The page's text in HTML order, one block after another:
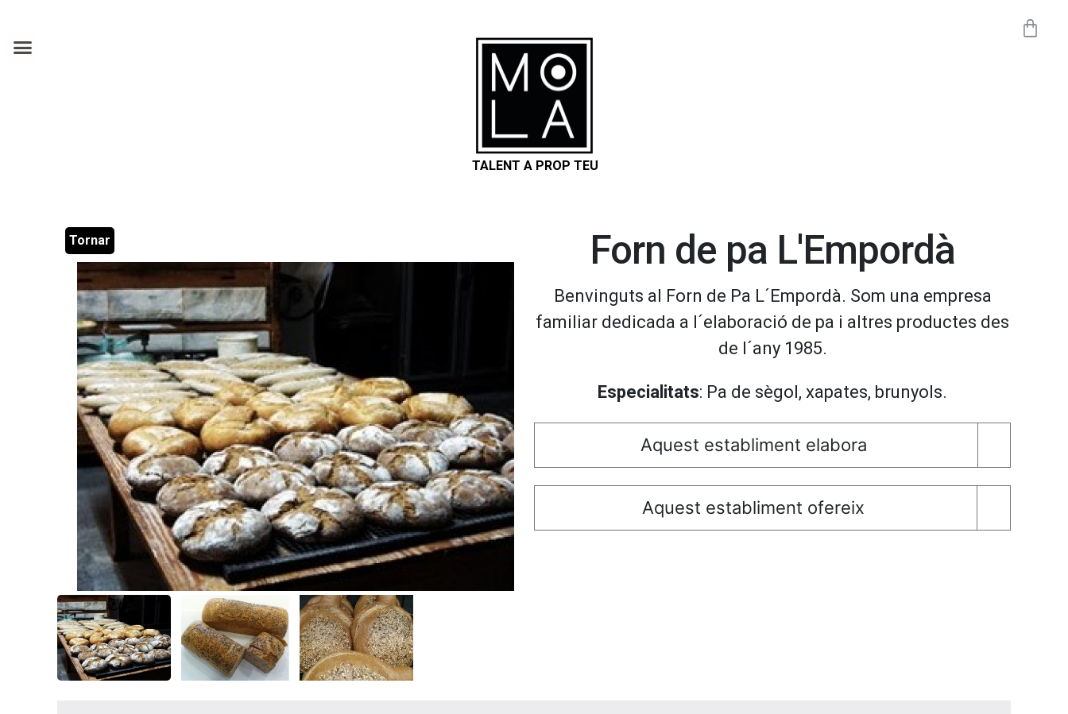
TALENT A PROP TEU
Tornar Forn de pa L'Empordà
Benvinguts al Forn de Pa L´Empordà. Som una empresa
familiar dedicada a l´elaboració de pa i altres productes des
de l´any 1985.
Especialitats: Pa de sègol, xapates, brunyols.
Aquest establiment elabora
Aquest establiment ofereix